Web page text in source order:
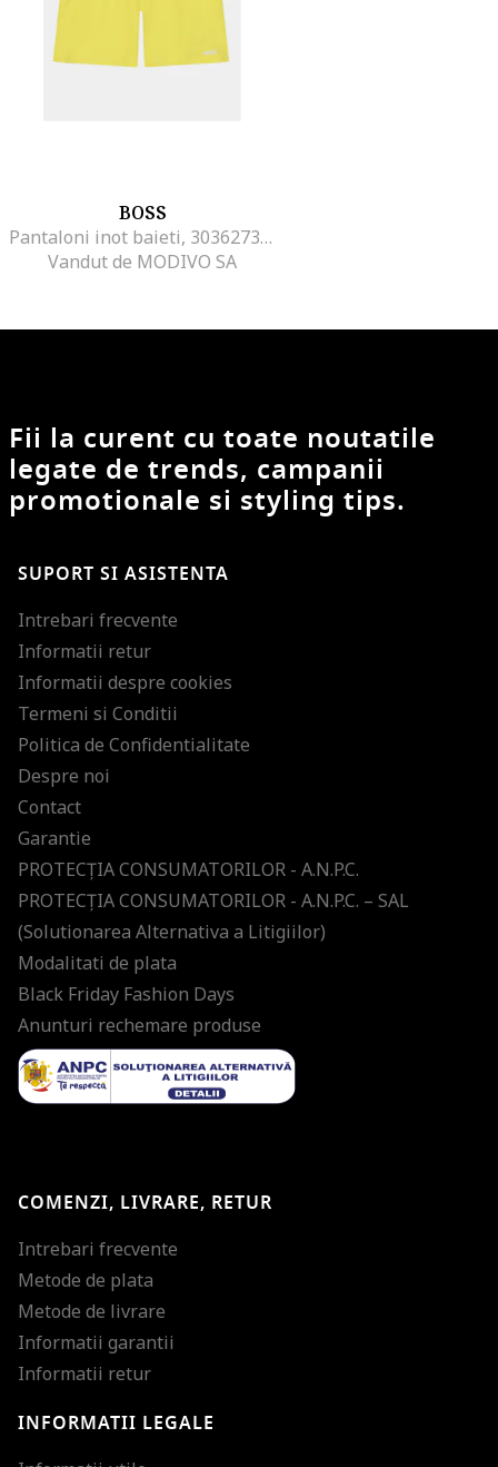
BOSS
Pantaloni inot baieti, 303627379, Poliester, 128 CM, Galben
Vandut de MODIVO SA
Fii la curent cu toate noutatile
legate de trends, campanii
promotionale si styling tips.
SUPORT SI ASISTENTA
Intrebari frecvente
Informatii retur
Informatii despre cookies
Termeni si Conditii
Politica de Confidentialitate
Despre noi
Contact
Garantie
PROTECŢIA CONSUMATORILOR - A.N.P.C.
PROTECŢIA CONSUMATORILOR - A.N.P.C. – SAL
(Solutionarea Alternativa a Litigiilor)
Modalitati de plata
Black Friday Fashion Days
Anunturi rechemare produse
COMENZI, LIVRARE, RETUR
Intrebari frecvente
Metode de plata
Metode de livrare
Informatii garantii
Informatii retur
INFORMATII LEGALE